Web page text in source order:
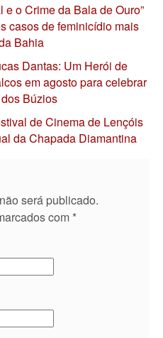
e o Crime da Bala de Ouro”
casos de feminicídio mais
Bahia
Dantas: Um Herói de
em agosto para celebrar
Búzios
de Cinema de Lençóis
da Chapada Diamantina
será publicado.
com *